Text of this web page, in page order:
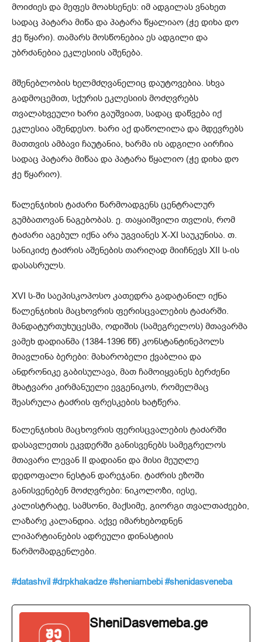
მოიძიეს და მეფეს მოახსენეს: იმ ადგილას ვნახეთ
სადაც პატარა მიწა და პატარა წყალიაო (ჭე დიხა დო
ჭე წყარი). თამარს მოსწონებია ეს ადგილი და
უბრძანებია ეკლესიის აშენება.
მშენებლობის ხელმძღვანელიც დაუტოვებია. სხვა
გადმოცემით, სქურის ეკლესიის მოძღვრებს
თვალახვეული ხარი გაუშვიათ, სადაც დაწვება იქ
ეკლესია აშენდესო. ხარი აქ დაწოლილა და მდევრებს
მათთვის ამბავი ჩაუტანია, ხარმა ის ადგილი აირჩია
სადაც პატარა მიწაა და პატარა წყალიო (ჭე დიხა დო
ჭე წყარიო).
წალენჯიხის ტაძარი წარმოადგენს ცენტრალურ
გუმბათოვან ნაგებობას. ე. თაყაიშვილი თვლის, რომ
ტაძარი აგებულ იქნა არა უგვიანეს X-XI სა­უკუნისა. თ.
სანიკიძე ტაძრის აშენების თარიღად მიიჩნევს XII ს-ის
დასასრულს.
XVI ს-ში საეპისკოპოსო კათედრა გადატანილ იქნა
წალენჯიხის მაცხოვრის ფერისცვალების ტაძარში.
მანდატურთუხუცესმა, ოდიშის (სამეგრელოს) მთავარმა
ვამეხ დადიანმა (1384-1396 წწ) კონსტანტინეპოლს
მიავლინა ბერები: მახარობელი ქვაბლია და
ანდრონიკე გაბისულავა, მათ ჩამოიყვანეს ბერძენი
მხატვარი კირმანუელი ევგენიკოს, რომელმაც
შეასრულა ტაძრის ფრესკების ხატწერა.
წალენჯიხის მაცხოვრის ფერისცვალების ტაძარში
დასავლეთის ეკვდერში განისვენებს სამეგრელოს
მთავარი ლევან II დადიანი და მისი მეუღლე
დედოფალი ნესტან დარეჯანი. ტაძრის ეზოში
განისვენებენ მოძღვრები: ნიკოლოზი, იესე,
კალისტრატე, სამსონი, მაქსიმე, გიორგი თვალთაძეები,
ლაზარე კალანდია. აქვე იმარხებოდნენ
ლიპარტიანების ადრეული დინასტიის
წარმომადგენლები.
#datashvil #drpkhakadze #sheniambebi #shenidasveneba
SheniDasvemeba.ge